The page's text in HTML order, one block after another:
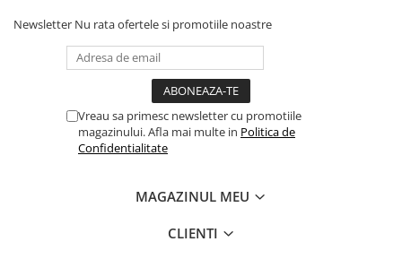
Newsletter Nu rata ofertele si promotiile noastre
Vreau sa primesc newsletter cu promotiile
magazinului. Afla mai multe in Politica de
Confidentialitate
MAGAZINUL MEU
CLIENTI